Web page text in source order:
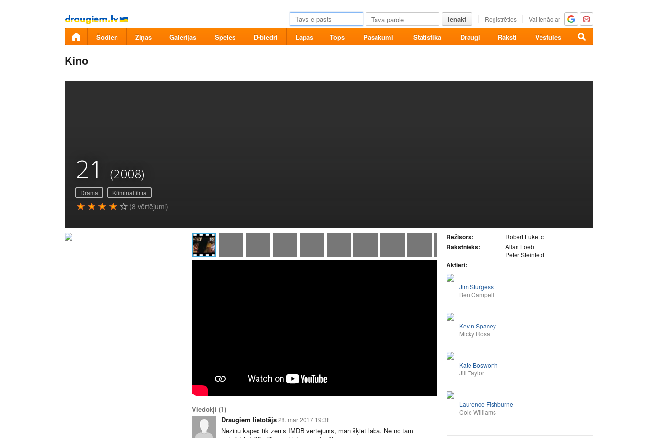
Pāriet
uz
saturu
Ienākt Reģistrēties Vai ienāc ar
Šodien Ziņas Galerijas Spēles D-biedri Lapas Tops Pasākumi Statistika Draugi Raksti Vēstules
Kino
21 (2008)
Drāma Kriminālfilma
(8 vērtējumi)
Viedokļi (1)
Draugiem lietotājs28. mar 2017 19:38
Nezinu kāpēc tik zems IMDB vērtējums, man šķiet laba. Ne no tām
Režisors: Robert Luketic
Rakstnieks:
Allan Loeb
Peter Steinfeld
Aktieri:
Jim Sturgess
Ben Campell
Kevin Spacey
Micky Rosa
Kate Bosworth
Jill Taylor
Laurence Fishburne
Cole Williams